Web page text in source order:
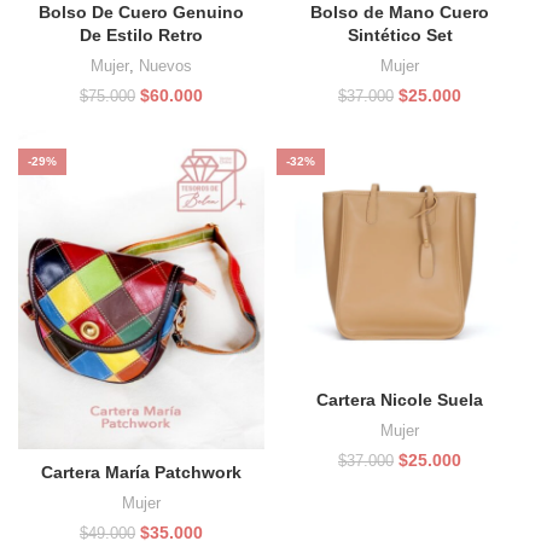
Bolso De Cuero Genuino
De Estilo Retro
Mujer, Nuevos
$75.000 El
$75.000.
$60.000El
es:
$60.000.
Bolso de Mano Cuero
Sintético Set
Mujer
$37.000 El
$37.000.
$25.000El
-29%
Cartera María Patchwork
Mujer
$49.000 El
$35.000El
-32%
Cartera Nicole Suela
Mujer
$37.000 El
$25.000El